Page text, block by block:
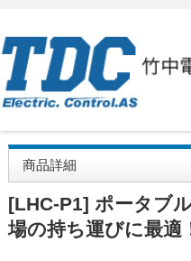
商品詳細
[LHC-P1] ポータブ
場の持ち運びに最適